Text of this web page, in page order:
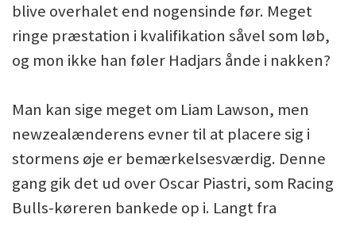
blive overhalet end nogensinde før. Meget
ringe præstation i kvalifikation såvel som løb,
og mon ikke han føler Hadjars ånde i nakken?
Man kan sige meget om Liam Lawson, men
newzealænderens evner til at placere sig i
stormens øje er bemærkelsesværdig. Denne
gang gik det ud over Oscar Piastri, som Racing
Bulls-køreren bankede op i. Langt fra